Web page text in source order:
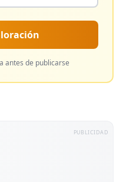
antes de publicarse
PUBLICIDAD